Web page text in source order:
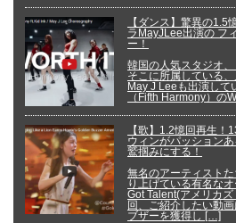
【ダンス】驚異の1.5
ラMayJLee出演の フ
ー！
韓国の人気スタジオ
そこに所属している
May J Leeも出演して
（Fifth Harmony）の
【歌】1.2憶回再生！
ウィンがパッション
鷲掴みにする！
無名のアーティスト
り上げている有名な
Got Talent(アメリカ
回、ご紹介したい動
ブザーを獲得し […]